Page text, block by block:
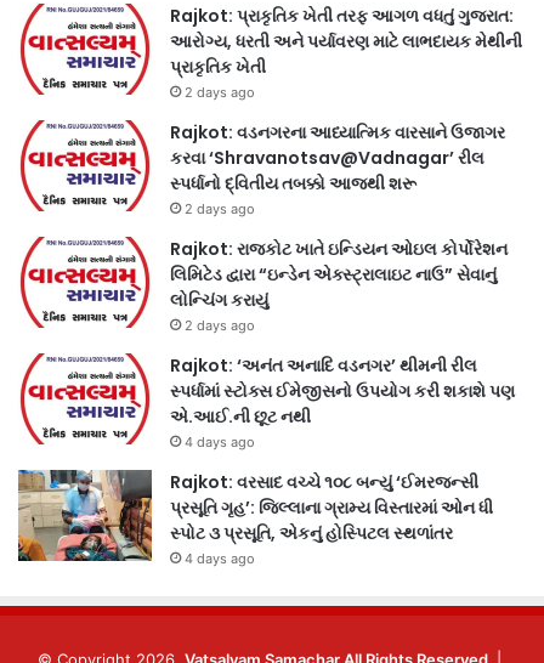
Rajkot: પ્રાકૃતિક ખેતી તરફ આગળ વધતું ગુજરાત:
આરોગ્ય, ધરતી અને પર્યાવરણ માટે લાભદાયક મેથીની
પ્રાકૃતિક ખેતી
2 days ago
Rajkot: વડનગરના આધ્યાત્મિક વારસાને ઉજાગર
કરવા ‘Shravanotsav@Vadnagar’ રીલ
સ્પર્ધાનો દ્વિતીય તબક્કો આજથી શરૂ
2 days ago
Rajkot: રાજકોટ ખાતે ઇન્ડિયન ઓઇલ કોર્પોરેશન
લિમિટેડ દ્વારા “ઇન્ડેન એક્સ્ટ્રાલાઇટ નાઉ” સેવાનું
લોન્ચિંગ કરાયું
2 days ago
Rajkot: ‘અનંત અનાદિ વડનગર’ થીમની રીલ
સ્પર્ધામાં સ્ટોક્સ ઈમેજીસનો ઉપયોગ કરી શકાશે પણ
એ.આઈ.ની છૂટ નથી
4 days ago
Rajkot: વરસાદ વચ્ચે ૧૦૮ બન્યું ‘ઈમરજન્સી
પ્રસૂતિ ગૃહ’: જિલ્લાના ગ્રામ્ય વિસ્તારમાં ઓન ધી
સ્પોટ ૩ પ્રસૂતિ, એકનું હોસ્પિટલ સ્થળાંતર
4 days ago
© Copyright 2026, Vatsalyam Samachar All Rights Reserved